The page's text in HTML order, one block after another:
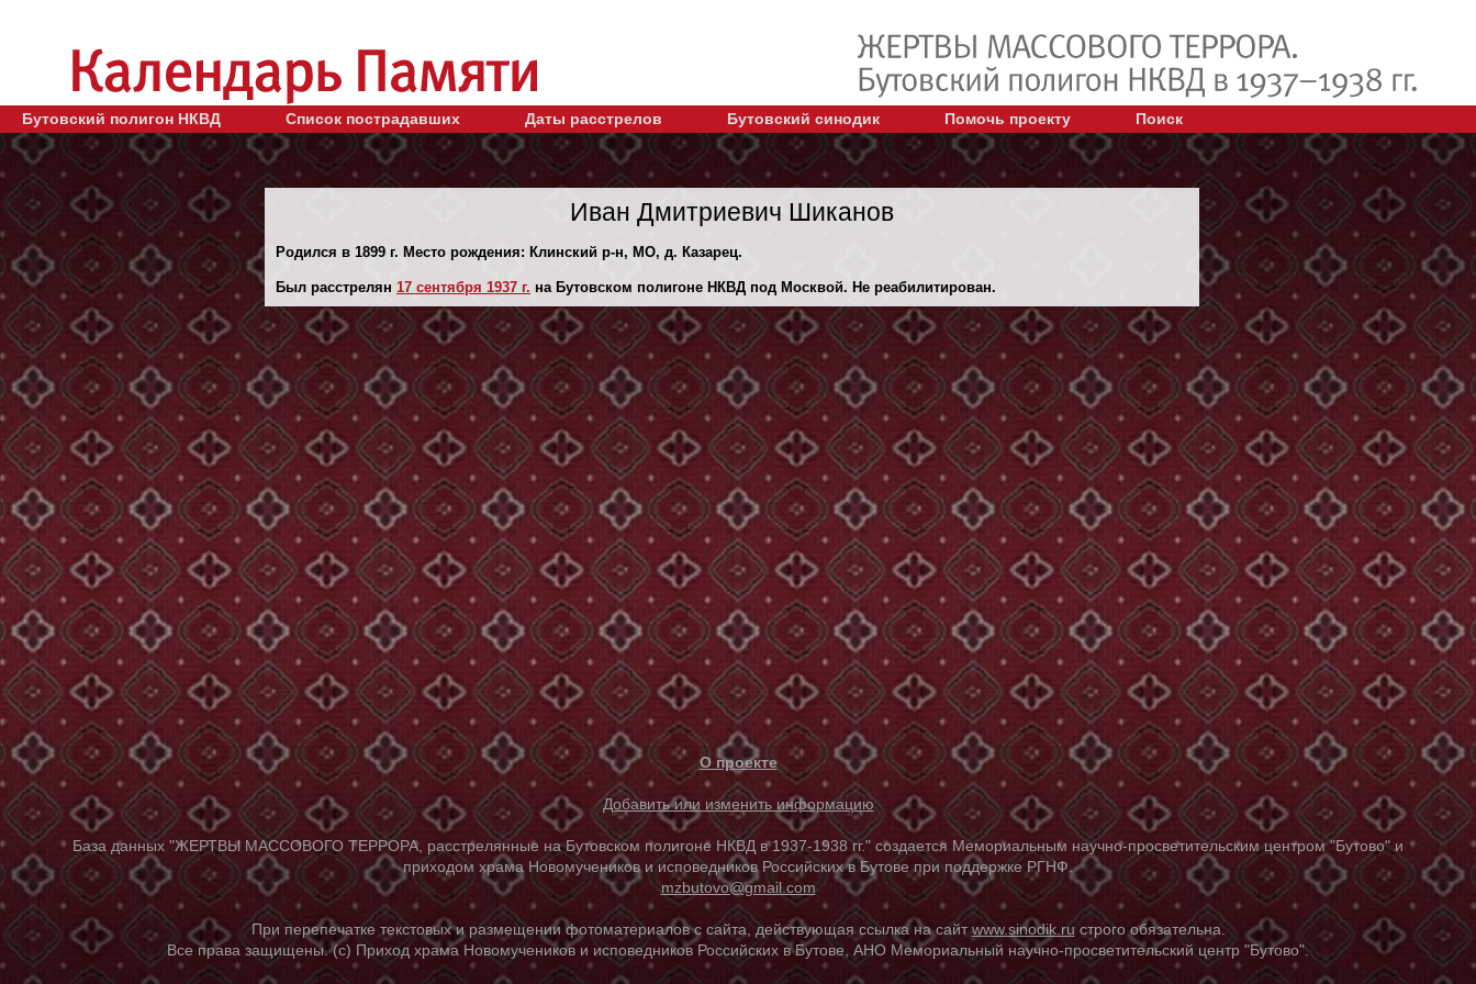
Бутовский полигон НКВД Список пострадавших Даты расстрелов Бутовский синодик Помочь проекту Поиск
Иван Дмитриевич Шиканов
Родился в 1899 г. Место рождения: Клинский р-н, МО, д. Казарец.
Был расстрелян 17 сентября 1937 г. на Бутовском полигоне НКВД под Москвой. Не реабилитирован.
О проекте
Добавить или изменить информацию
База данных "ЖЕРТВЫ МАССОВОГО ТЕРРОРА, расстрелянные на Бутовском полигоне НКВД в 1937-1938 гг." создается Мемориальным научно-просветительским центром "Бутово" и
приходом храма Новомучеников и исповедников Российских в Бутове при поддержке РГНФ.
mzbutovo@gmail.com
При перепечатке текстовых и размещении фотоматериалов с сайта, действующая ссылка на сайтwww.sinodik.ru строго обязательна.
Все права защищены. (с) Приход храма Новомучеников и исповедников Российских в Бутове, АНО Мемориальный научно-просветительский центр "Бутово".